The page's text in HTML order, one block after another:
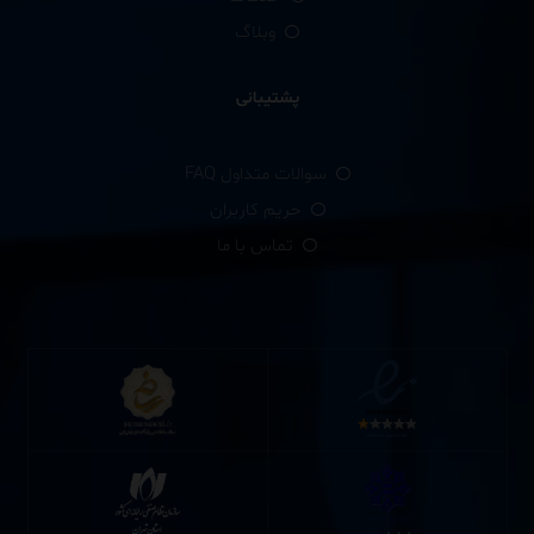
پشتیبانی
سوالات متداول FAQ
حریم کاربران